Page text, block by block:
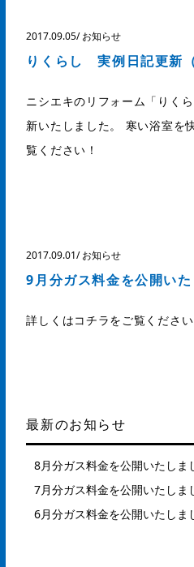
2017.09.05/お知らせ
りくらし 実例日記更新
ニシエキのリフォーム「りく
新いたしました。 寒い浴室を
覧ください！
2017.09.01/お知らせ
9月分ガス料金を公開いた
詳しくはコチラをご覧ください
最新のお知らせ
8月分ガス料金を公開いたしま
7月分ガス料金を公開いたしま
6月分ガス料金を公開いたしま